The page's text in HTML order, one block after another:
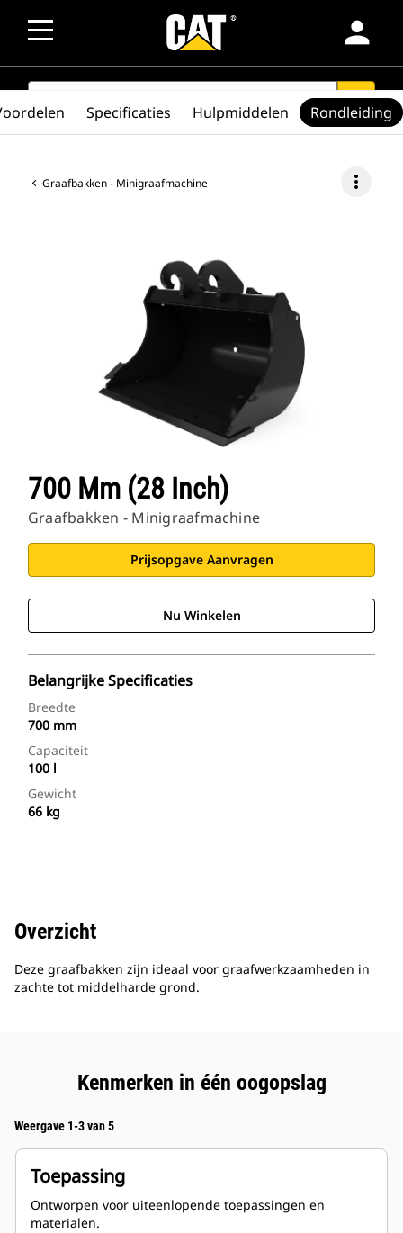
person
SEARCH search
Graafbakken - Minigraafmachine more_vert
700 Mm (28 Inch)
Graafbakken - Minigraafmachine
Prijsopgave Aanvragen
Nu Winkelen
Belangrijke Specificaties
Breedte
700 mm
Capaciteit
100 l
Gewicht
66 kg
Specificaties Hulpmiddelen Rondleiding
Overzicht
Deze graafbakken zijn ideaal voor graafwerkzaamheden in
zachte tot middelharde grond.
Kenmerken in één oogopslag
Weergave 1-3 van 5
Toepassing
Ontworpen voor uiteenlopende toepassingen en
materialen.